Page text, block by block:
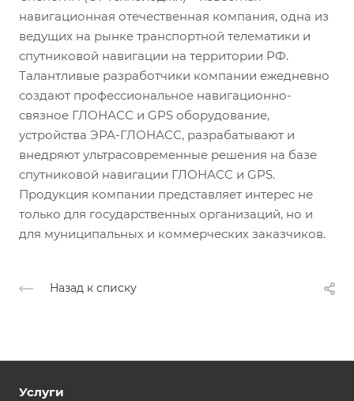
навигационная отечественная компания, одна из
ведущих на рынке транспортной телематики и
спутниковой навигации на территории РФ.
Талантливые разработчики компании ежедневно
создают профессиональное навигационно-
связное ГЛОНАСС и GPS оборудование,
устройства ЭРА-ГЛОНАСС, разрабатывают и
внедряют ультрасовременные решения на базе
спутниковой навигации ГЛОНАСС и GPS.
Продукция компании представляет интерес не
только для государственных организаций, но и
для муниципальных и коммерческих заказчиков.
Назад к списку
Услуги